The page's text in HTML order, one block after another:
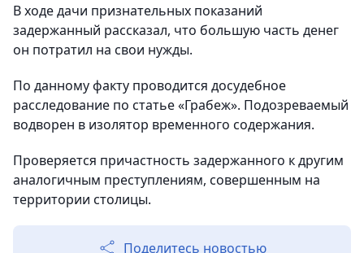
В ходе дачи признательных показаний
задержанный рассказал, что большую часть денег
он потратил на свои нужды.
По данному факту проводится досудебное
расследование по статье «Грабеж». Подозреваемый
водворен в изолятор временного содержания.
Проверяется причастность задержанного к другим
аналогичным преступлениям, совершенным на
территории столицы.
Поделитесь новостью